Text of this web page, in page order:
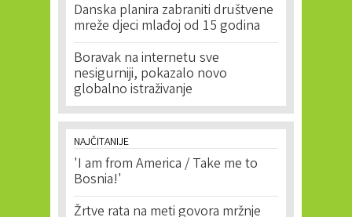
Danska planira zabraniti društvene
mreže djeci mlađoj od 15 godina
Boravak na internetu sve
nesigurniji, pokazalo novo
globalno istraživanje
NAJČITANIJE
'I am from America / Take me to
Bosnia!'
Žrtve rata na meti govora mržnje